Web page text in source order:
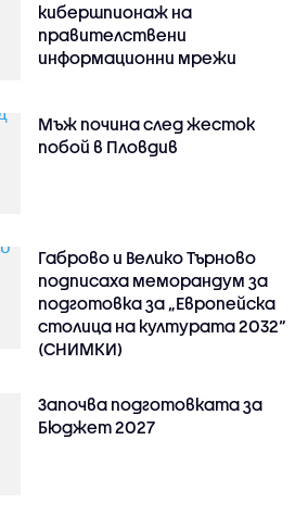
кибершпионаж на
правителствени
информационни мрежи
Мъж почина след жесток
побой в Пловдив
Габрово и Велико Търново
подписаха меморандум за
подготовка за „Европейска
столица на културата 2032“
(СНИМКИ)
Започва подготовката за
Бюджет 2027